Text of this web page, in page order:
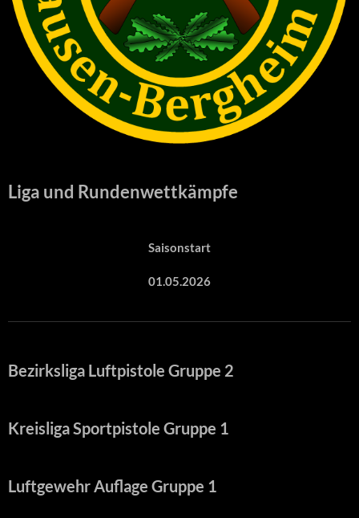
Liga und Rundenwettkämpfe
Saisonstart
01.05.2026
Bezirksliga Luftpistole Gruppe 2
Kreisliga Sportpistole Gruppe 1
Luftgewehr Auflage Gruppe 1